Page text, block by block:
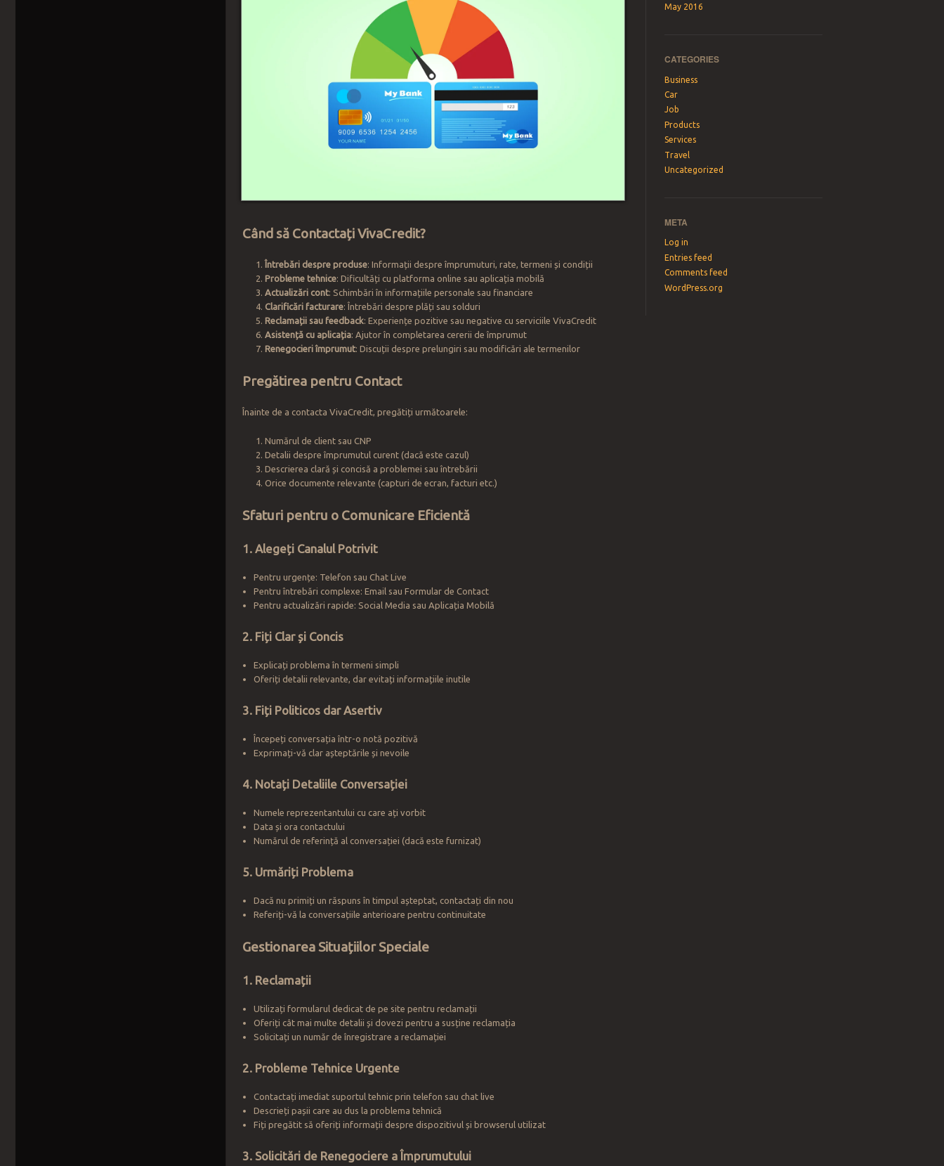
Când să Contactați VivaCredit?
Întrebări despre produse: Informații despre împrumuturi, rate, termeni și condiții
Probleme tehnice: Dificultăți cu platforma online sau aplicația mobilă
Actualizări cont: Schimbări în informațiile personale sau financiare
Clarificări facturare: Întrebări despre plăți sau solduri
Reclamații sau feedback: Experiențe pozitive sau negative cu serviciile VivaCredit
Asistență cu aplicația: Ajutor în completarea cererii de împrumut
Renegocieri împrumut: Discuții despre prelungiri sau modificări ale termenilor
Pregătirea pentru Contact
Înainte de a contacta VivaCredit, pregătiți următoarele:
Numărul de client sau CNP
Detalii despre împrumutul curent (dacă este cazul)
Descrierea clară și concisă a problemei sau întrebării
Orice documente relevante (capturi de ecran, facturi etc.)
Sfaturi pentru o Comunicare Eficientă
1. Alegeți Canalul Potrivit
Pentru urgențe: Telefon sau Chat Live
Pentru întrebări complexe: Email sau Formular de Contact
Pentru actualizări rapide: Social Media sau Aplicația Mobilă
2. Fiți Clar și Concis
Explicați problema în termeni simpli
Oferiți detalii relevante, dar evitați informațiile inutile
3. Fiți Politicos dar Asertiv
Începeți conversația într-o notă pozitivă
Exprimați-vă clar așteptările și nevoile
4. Notați Detaliile Conversației
Numele reprezentantului cu care ați vorbit
Data și ora contactului
Numărul de referință al conversației (dacă este furnizat)
5. Urmăriți Problema
Dacă nu primiți un răspuns în timpul așteptat, contactați din nou
Referiți-vă la conversațiile anterioare pentru continuitate
Gestionarea Situațiilor Speciale
1. Reclamații
Utilizați formularul dedicat de pe site pentru reclamații
Oferiți cât mai multe detalii și dovezi pentru a susține reclamația
Solicitați un număr de înregistrare a reclamației
2. Probleme Tehnice Urgente
Contactați imediat suportul tehnic prin telefon sau chat live
Descrieți pașii care au dus la problema tehnică
Fiți pregătit să oferiți informații despre dispozitivul și browserul utilizat
3. Solicitări de Renegociere a Împrumutului
May 2016
CATEGORIES
Business
Car
Job
Products
Services
Travel
Uncategorized
META
Log in
Entries feed
Comments feed
WordPress.org